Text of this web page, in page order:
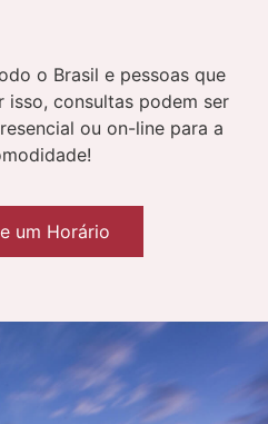
o Brasil e pessoas que
isso, consultas podem ser
ou on-line para a
um Horário